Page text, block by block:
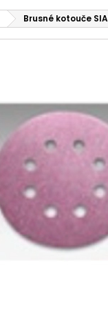
Brusné kotouče